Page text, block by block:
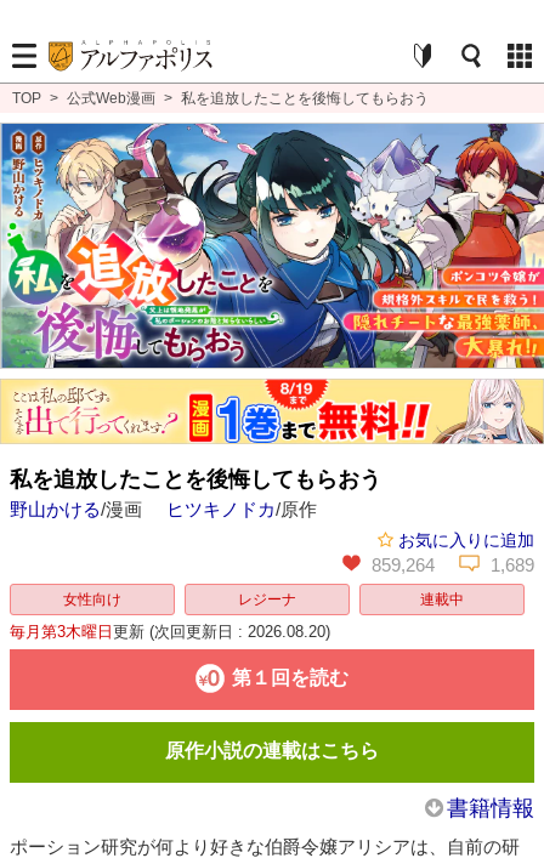
TOP > 公式Web漫画 > 私を追放したことを後悔してもらおう
私を追放したことを後悔してもらおう
野山かける/漫画 ヒツキノドカ/原作
お気に入りに追加
859,264 1,689
女性向け レジーナ 連載中
毎月第3木曜日更新 (次回更新日 : 2026.08.20)
第１回を読む
原作小説の連載はこちら
書籍情報
ポーション研究が何より好きな伯爵令嬢アリシアは、自前の研